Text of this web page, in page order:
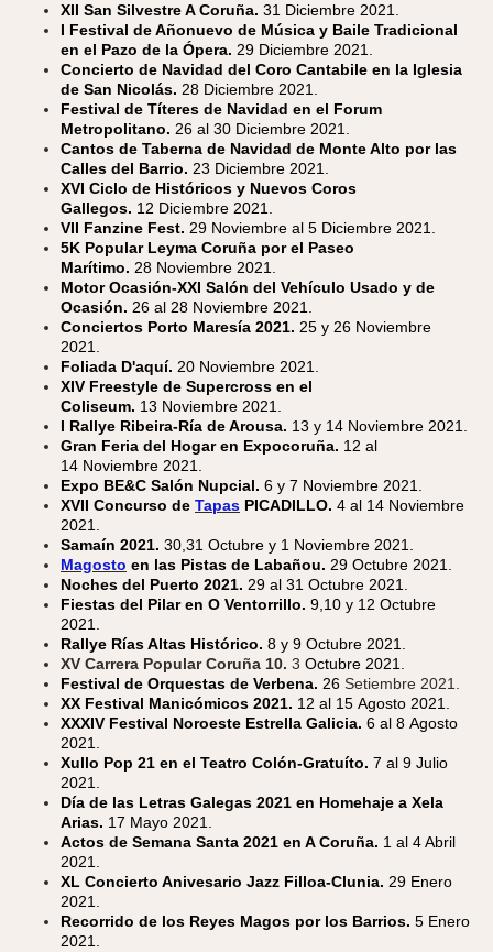
XII San Silvestre A Coruña. 31 Diciembre 2021.
I Festival de Añonuevo de Música y Baile Tradicional
en el Pazo de la Ópera. 29 Diciembre 2021.
Concierto de Navidad del Coro Cantabile en la Iglesia
de San Nicolás. 28 Diciembre 2021.
Festival de Títeres de Navidad en el Forum
Metropolitano. 26 al 30 Diciembre 2021.
Cantos de Taberna de Navidad de Monte Alto por las
Calles del Barrio. 23 Diciembre 2021.
XVI Ciclo de Históricos y Nuevos Coros
Gallegos. 12 Diciembre 2021.
VII Fanzine Fest. 29 Noviembre al 5 Diciembre 2021.
5K Popular Leyma Coruña por el Paseo
Marítimo. 28 Noviembre 2021.
Motor Ocasión-XXI Salón del Vehículo Usado y de
Ocasión. 26 al 28 Noviembre 2021.
Conciertos Porto Maresía 2021. 25 y 26 Noviembre
2021.
Foliada D'aquí. 20 Noviembre 2021.
XIV Freestyle de Supercross en el
Coliseum. 13 Noviembre 2021.
I Rallye Ribeira-Ría de Arousa. 13 y 14 Noviembre 2021.
Gran Feria del Hogar en Expocoruña. 12 al
14 Noviembre 2021.
Expo BE&C Salón Nupcial. 6 y 7 Noviembre 2021.
XVII Concurso de Tapas PICADILLO. 4 al 14 Noviembre
2021.
Samaín 2021. 30,31 Octubre y 1 Noviembre 2021.
Magosto en las Pistas de Labañou. 29 Octubre 2021.
Noches del Puerto 2021. 29 al 31 Octubre 2021.
Fiestas del Pilar en O Ventorrillo. 9,10 y 12 Octubre
2021.
Rallye Rías Altas Histórico. 8 y 9 Octubre 2021.
XV Carrera Popular Coruña 10. 3 Octubre 2021.
Festival de Orquestas de Verbena. 26 Setiembre 2021.
XX Festival Manicómicos 2021. 12 al 15 Agosto 2021.
XXXIV Festival Noroeste Estrella Galicia. 6 al 8 Agosto
2021.
Xullo Pop 21 en el Teatro Colón-Gratuíto. 7 al 9 Julio
2021.
Día de las Letras Galegas 2021 en Homehaje a Xela
Arias. 17 Mayo 2021.
Actos de Semana Santa 2021 en A Coruña. 1 al 4 Abril
2021.
XL Concierto Anivesario Jazz Filloa-Clunia. 29 Enero
2021.
Recorrido de los Reyes Magos por los Barrios. 5 Enero
2021.